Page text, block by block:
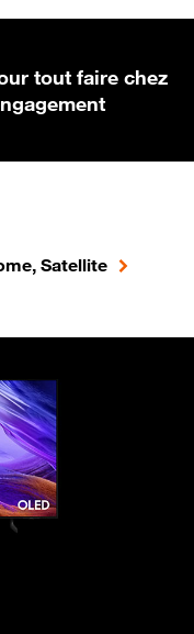
tout faire chez
Satellite